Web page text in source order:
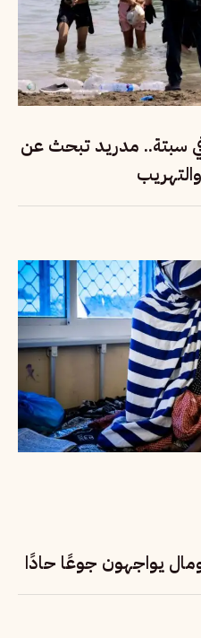
سبتة.. مدريد تبحث عن